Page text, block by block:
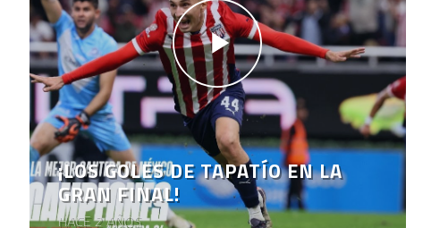
¡LOS GOLES DE TAPATÍO EN LA
GRAN FINAL!
HACE 2 AÑOS